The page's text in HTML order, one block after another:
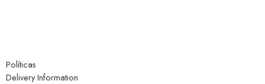
Políticas
Delivery Information